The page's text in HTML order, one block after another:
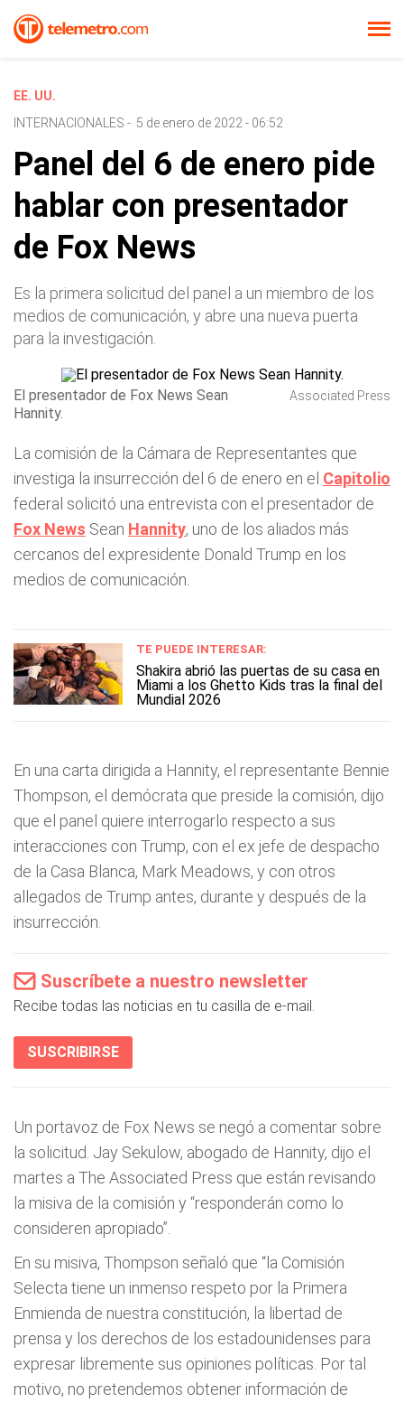
EE. UU.
INTERNACIONALES - 5 de enero de 2022 - 06:52
Panel del 6 de enero pide
hablar con presentador
de Fox News
Es la primera solicitud del panel a un miembro de los
medios de comunicación, y abre una nueva puerta
para la investigación.
El presentador de Fox News Sean
Hannity .
Associated Press
La comisión de la Cámara de Representantes que
investiga la insurrección del 6 de enero en el Capitolio
federal solicitó una entrevista con el presentador de
Fox News Sean Hannity, uno de los aliados más
cercanos del expresidente Donald Trump en los
medios de comunicación.
TE PUEDE INTERESAR:
Shakira abrió las puertas de su casa en
Miami a los Ghetto Kids tras la final del
Mundial 2026
En una carta dirigida a Hannity, el representante Bennie
Thompson, el demócrata que preside la comisión, dijo
que el panel quiere interrogarlo respecto a sus
interacciones con Trump, con el ex jefe de despacho
de la Casa Blanca, Mark Meadows, y con otros
allegados de Trump antes, durante y después de la
insurrección.
Suscríbete a nuestro newsletter
Recibe todas las noticias en tu casilla de e-mail.
SUSCRIBIRSE
Un portavoz de Fox News se negó a comentar sobre
la solicitud. Jay Sekulow, abogado de Hannity, dijo el
martes a The Associated Press que están revisando
la misiva de la comisión y “responderán como lo
consideren apropiado”.
En su misiva, Thompson señaló que “la Comisión
Selecta tiene un inmenso respeto por la Primera
Enmienda de nuestra constitución, la libertad de
prensa y los derechos de los estadounidenses para
expresar libremente sus opiniones políticas. Por tal
motivo, no pretendemos obtener información de